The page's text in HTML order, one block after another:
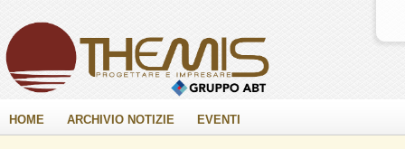
HOME ARCHIVIO NOTIZIE EVENTI